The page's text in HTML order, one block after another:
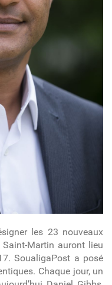
les 23 nouveaux
Martin auront lieu
SoualigaPost a posé
Chaque jour, un